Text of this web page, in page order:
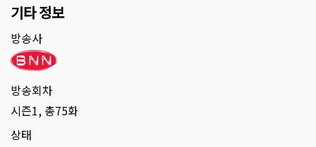
기타 정보
방송사
방송회차
시즌1, 총75화
상태